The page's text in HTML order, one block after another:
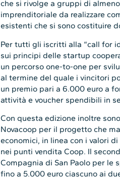
che si rivolge a gruppi di
imprenditoriale da realizzare
esistenti che si sono costituire
Per tutti gli iscritti alla “call for
sui principi delle startup
un percorso one-to-one per
al termine del quale i vincitori
un premio pari a 6.000 euro a
attività e voucher spendibili in
Con questa edizione inoltre
Novacoop per il progetto che
economici, in linea con i valori
nei punti vendita Coop. Il
Compagnia di San Paolo per le
fino a 5.000 euro ciascuno ai